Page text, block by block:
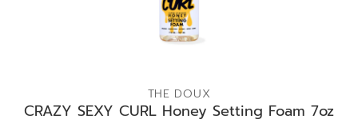
ADD TO BAG
THE DOUX
CRAZY SEXY CURL Honey Setting Foam 7oz